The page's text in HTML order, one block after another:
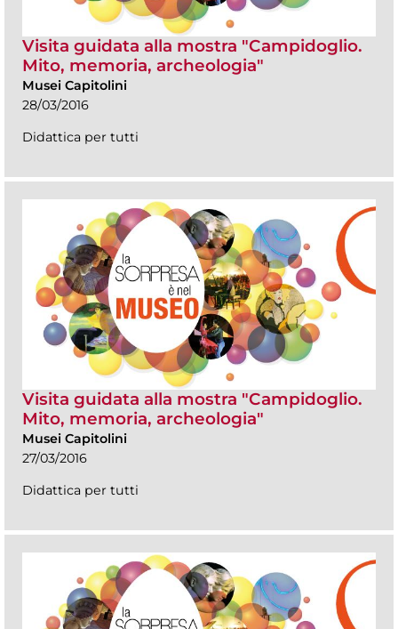
Visita guidata alla mostra "Campidoglio.
Mito, memoria, archeologia"
Musei Capitolini
28/03/2016
Didattica per tutti
Visita guidata alla mostra "Campidoglio.
Mito, memoria, archeologia"
Musei Capitolini
27/03/2016
Didattica per tutti